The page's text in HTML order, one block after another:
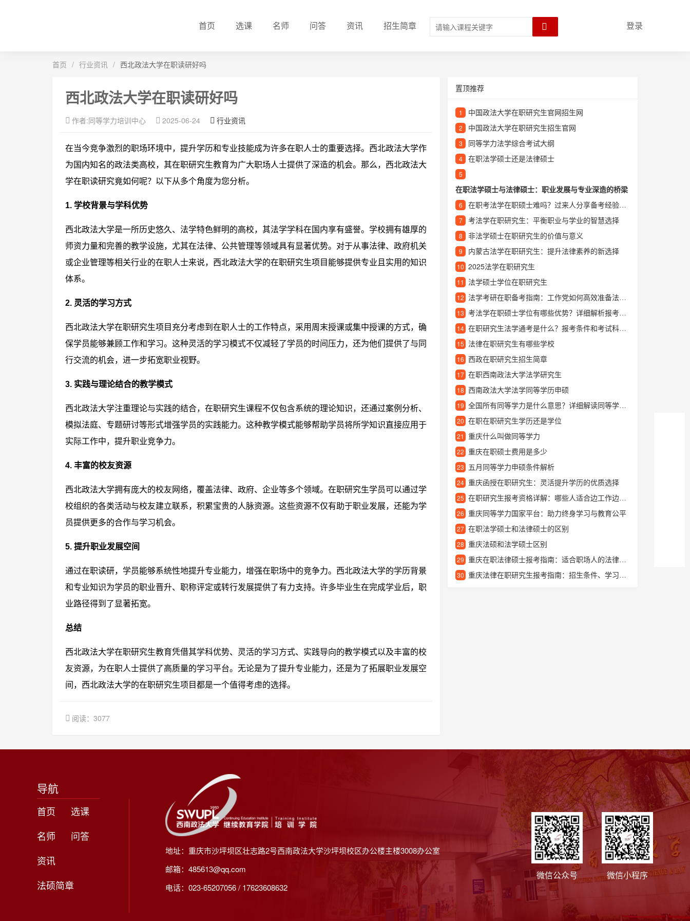
首页 选课 名师 问答 资讯 招生简章 登录
首页 / 行业资讯 / 西北政法大学在职读研好吗
西北政法大学在职读研好吗
作者:同等学力培训中心 2025-06-24 行业资讯
在当今竞争激烈的职场环境中，提升学历和专业技能成为许多在职人士的重要选择。西北政法大学作
为国内知名的政法类高校，其在职研究生教育为广大职场人士提供了深造的机会。那么，西北政法大
学在职读研究竟如何呢？以下从多个角度为您分析。
1. 学校背景与学科优势
西北政法大学是一所历史悠久、法学特色鲜明的高校，其法学学科在国内享有盛誉。学校拥有雄厚的
师资力量和完善的教学设施，尤其在法律、公共管理等领域具有显著优势。对于从事法律、政府机关
或企业管理等相关行业的在职人士来说，西北政法大学的在职研究生项目能够提供专业且实用的知识
体系。
2. 灵活的学习方式
西北政法大学在职研究生项目充分考虑到在职人士的工作特点，采用周末授课或集中授课的方式，确
保学员能够兼顾工作和学习。这种灵活的学习模式不仅减轻了学员的时间压力，还为他们提供了与同
行交流的机会，进一步拓宽职业视野。
3. 实践与理论结合的教学模式
西北政法大学注重理论与实践的结合，在职研究生课程不仅包含系统的理论知识，还通过案例分析、
模拟法庭、专题研讨等形式增强学员的实践能力。这种教学模式能够帮助学员将所学知识直接应用于
实际工作中，提升职业竞争力。
4. 丰富的校友资源
西北政法大学拥有庞大的校友网络，覆盖法律、政府、企业等多个领域。在职研究生学员可以通过学
校组织的各类活动与校友建立联系，积累宝贵的人脉资源。这些资源不仅有助于职业发展，还能为学
员提供更多的合作与学习机会。
5. 提升职业发展空间
通过在职读研，学员能够系统性地提升专业能力，增强在职场中的竞争力。西北政法大学的学历背景
和专业知识为学员的职业晋升、职称评定或转行发展提供了有力支持。许多毕业生在完成学业后，职
业路径得到了显著拓宽。
总结
西北政法大学在职研究生教育凭借其学科优势、灵活的学习方式、实践导向的教学模式以及丰富的校
友资源，为在职人士提供了高质量的学习平台。无论是为了提升专业能力，还是为了拓展职业发展空
间，西北政法大学的在职研究生项目都是一个值得考虑的选择。
阅读：3077
置顶推荐
1 中国政法大学在职研究生官网招生网
2 中国政法大学在职研究生招生官网
3 同等学力法学综合考试大纲
4 在职法学硕士还是法律硕士
5
在职法学硕士与法律硕士：职业发展与专业深造的桥梁
6 在职考法学在职硕士难吗？过来人分享备考经验与心得
7 考法学在职研究生：平衡职业与学业的智慧选择
8 非法学硕士在职研究生的价值与意义
9 内蒙古法学在职研究生：提升法律素养的新选择
10 2025法学在职研究生
11 法学硕士学位在职研究生
12 法学考研在职备考指南：工作党如何高效准备法学研究生考试
13 考法学在职硕士学位有哪些优势？详细解析报考条件和学习价值
14 在职研究生法学通考是什么？报考条件和考试科目有哪些？
15 法律在职研究生有哪些学校
16 西政在职研究生招生简章
17 在职西南政法大学法学研究生
18 西南政法大学法学同等学历申硕
19 全国所有同等学力是什么意思？详细解读同等学力的适用范围和认可度
20 在职在职研究生学历还是学位
21 重庆什么叫做同等学力
22 重庆在职硕士费用是多少
23 五月同等学力申硕条件解析
24 重庆函授在职研究生：灵活提升学历的优质选择
25 在职研究生报考资格详解：哪些人适合边工作边读研？
26 重庆同等学力国家平台：助力终身学习与教育公平
27 在职法学硕士和法律硕士的区别
28 重庆法硕和法学硕士区别
29 重庆在职法律硕士报考指南：适合职场人的法律深造选择
30 重庆法律在职研究生报考指南：招生条件、学习方式与就业前景解析
导航
首页
选课
名师
问答
资讯
法硕简章
地址：重庆市沙坪坝区壮志路2号西南政法大学沙坪坝校区办公楼主楼3008办公室
邮箱：485613@qq.com
电话：023-65207056 / 17623608632
微信公众号 微信小程序